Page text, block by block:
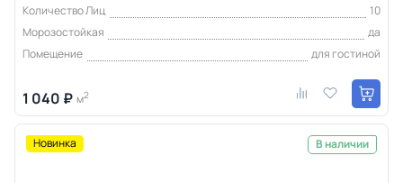
Количество Лиц
10
Морозостойкая
да
Помещение
для гостиной
1 040 ₽ м2
Новинка В наличии